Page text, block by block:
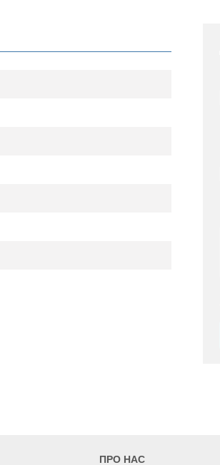
своєрідних П-подібних
1/2 ", заглушки.
ПРО НАС